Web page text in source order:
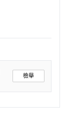
檢舉